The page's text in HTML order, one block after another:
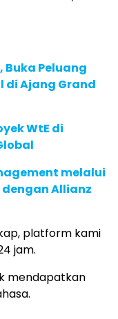
Buka Peluang
di Ajang Grand
WtE di
melalui
Allianz
platform kami
jam.
mendapatkan